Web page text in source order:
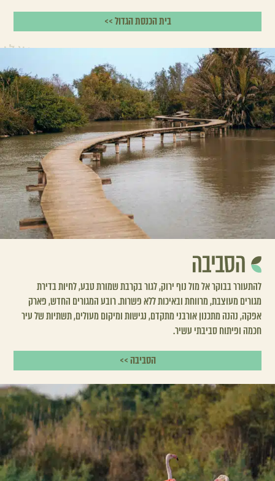
בית הכנסת הגדול >>
להתעורר בבוקר אל מול נוף ירוק, לגור בקרבת שמורת טבע, לחיות בדירת
מגורים מעוצבת, מרווחת ובאיכות ללא פשרות. רובע המגורים החדש, פארק
אפקה, נהנה מתכנון אורבני מתקדם, נגישות ומיקום מעולים, תשתיות של עיר
חכמה ופיתוח סביבתי עשיר.
הסביבה >>